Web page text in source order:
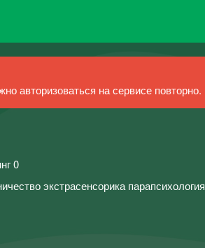
авторизоваться на сервисе повторно.
0
экстрасенсорика парапсихология